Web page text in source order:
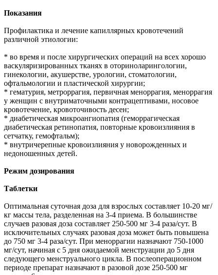
Показания
Профилактика и лечение капиллярных кровотечений
различной этиологии:
* во время и после хирургических операций на всех хорошо
васкуляризированных тканях в оториноларингологии,
гинекологии, акушерстве, урологии, стоматологии,
офтальмологии и пластической хирургии;
* гематурия, метроррагия, первичная меноррагия, меноррагия
у женщин с внутриматочными контрацептивами, носовое
кровотечение, кровоточивость десен;
* диабетическая микроангиопатия (геморрагическая
диабетическая ретинопатия, повторные кровоизлияния в
сетчатку, гемофтальм);
* внутричерепные кровоизлияния у новорожденных и
недоношенных детей.
Режим дозирования
Таблетки
Оптимальная суточная доза для взрослых составляет 10-20 мг/
кг массы тела, разделенная на 3-4 приема. В большинстве
случаев разовая доза составляет 250-500 мг 3-4 раза/сут. В
исключительных случаях разовая доза может быть повышена
до 750 мг 3-4 раза/сут. При меноррагии назначают 750-1000
мг/сут, начиная с 5 дня ожидаемой менструации до 5 дня
следующего менструального цикла. В послеоперационном
периоде препарат назначают в разовой дозе 250-500 мг